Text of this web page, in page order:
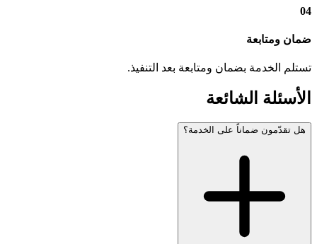
04
ضمان ومتابعة
تستلم الخدمة بضمان ومتابعة بعد التنفيذ.
الأسئلة الشائعة
هل تقدّمون ضماناً على الخدمة؟